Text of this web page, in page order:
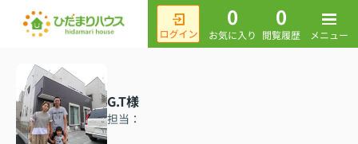
0
お気に入り
0
閲覧履歴 メニュー
G.T様
担当：